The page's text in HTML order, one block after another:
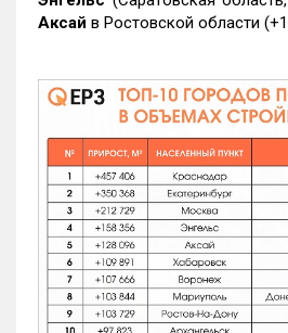
Аксай в Ростовской области